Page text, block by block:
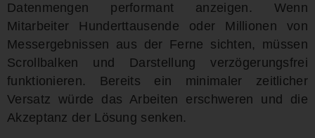
Datenmengen performant anzeigen. Wenn
Mitarbeiter Hunderttausende oder Millionen von
Messergebnissen aus der Ferne sichten, müssen
Scrollbalken und Darstellung verzögerungsfrei
funktionieren. Bereits ein minimaler zeitlicher
Versatz würde das Arbeiten erschweren und die
Akzeptanz der Lösung senken.